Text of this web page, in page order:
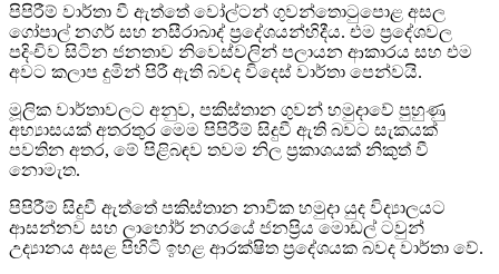
පිපිරීම් වාර්තා වී ඇත්තේ වෝල්ටන් ගුවන්තොටුපොළ අසල
ගෝපාල් නගර් සහ නසීරාබාද් ප්‍රදේශයන්හිදීය. එම ප්‍රදේශවල
පදිංචිව සිටින ජනතාව නිවෙස්වලින් පලායන ආකාරය සහ එම
අවට කලාප දුමින් පිරී ඇති බවද විදෙස් වාර්තා පෙන්වයි.
මූලික වාර්තාවලට අනුව, පකිස්තාන ගුවන් හමුදාවේ පුහුණු
අභ්‍යාසයක් අතරතුර මෙම පිපිරීම් සිදුවී ඇති බවට සැකයක්
පවතින අතර, මේ පිළිබඳව තවම නිල ප්‍රකාශයක් නිකුත් වී
නොමැත.
පිපිරීම් සිදුවී ඇත්තේ පකිස්තාන නාවික හමුදා යුද විද්‍යාලයට
ආසන්නව සහ ලාහෝර් නගරයේ ජනප්‍රිය මොඩල් ටවුන්
උද්‍යානය අසළ පිහිටි ඉහළ ආරක්ෂිත ප්‍රදේශයක බවද වාර්තා වේ.